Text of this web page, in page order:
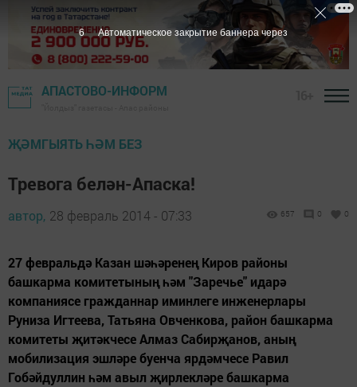
АПАСТОВО-ИНФОРМ
ҖӘМГЫЯТЬ ҺӘМ БЕЗ
Тревога белән-Апаска!
автор, 28 февраль 2014 - 07:33 657 0 0
27 февральдә Казан шәһәренең Киров районы
башкарма комитетының һәм "Заречье" идарә
компаниясе гражданнар иминлеге инженерлары
Руниза Игтеева, Татьяна Овченкова, район башкарма
комитеты җитәкчесе Алмаз Сабирҗанов, аның
мобилизация эшләре буенча ярдәмчесе Равил
Гобәйдуллин һәм авыл җирлекләре башкарма
5 Автоматическое закрытие баннера через